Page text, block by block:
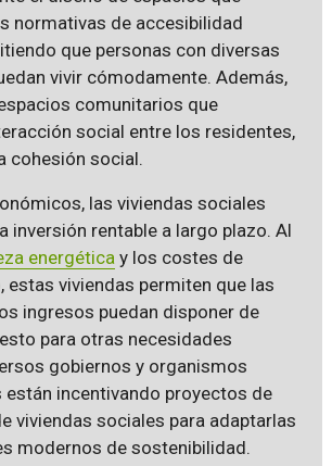
normativas de accesibilidad
que personas con diversas
vivir cómodamente. Además,
comunitarios que
social entre los residentes,
cohesión social.
las viviendas sociales
inversión rentable a largo plazo. Al
energética y los costes de
estas viviendas permiten que las
ingresos puedan disponer de
para otras necesidades
gobiernos y organismos
están incentivando proyectos de
viviendas sociales para adaptarlas
modernos de sostenibilidad.